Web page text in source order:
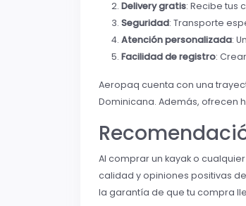
Delivery gratis: Recibe tus
Seguridad: Transporte
Atención personalizada:
Facilidad de registro:
Aeropaq cuenta con una
Dominicana. Además, ofrecen
Al comprar un kayak o
calidad y opiniones positivas
la garantía de que tu compra